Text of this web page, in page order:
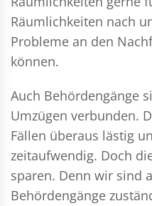
Räumlichkeiten nach
Probleme an den
können.
Auch Behördengänge
Umzügen verbunden.
Fällen überaus lästig
zeitaufwendig. Doch
sparen. Denn wir sind
Behördengänge